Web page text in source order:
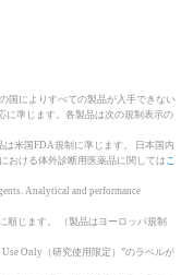
国によりすべての製品が入手できない
に準じます。各製品は次の規制表示の
米国FDA規制に準じます。 日本国内
おける体外診断用医薬品に関しては こ
Analytical and performance
順じます。 （製品はヨーロッパ規制
Use Only（研究使用限定）”のラベルが